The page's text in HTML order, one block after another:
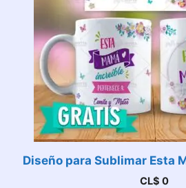
Diseño para Sublimar Esta
CL$ 0